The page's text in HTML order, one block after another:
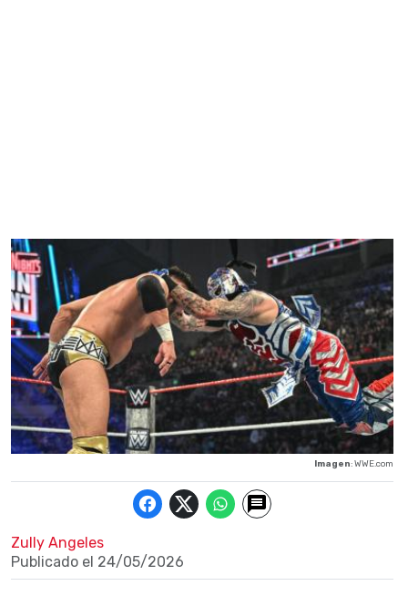
Imagen: WWE.com
Zully Angeles
Publicado el 24/05/2026